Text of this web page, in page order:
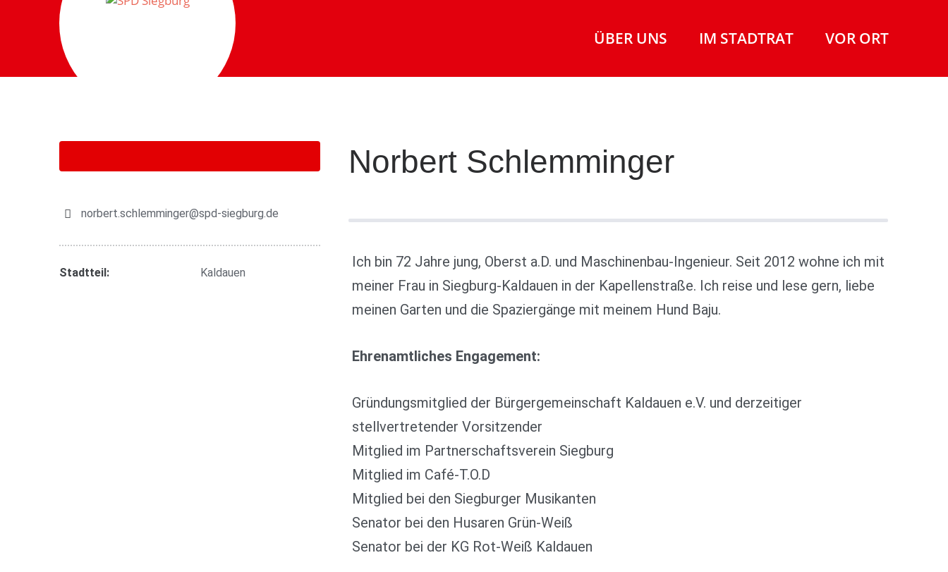
ÜBER UNS IM STADTRAT VOR ORT
norbert.schlemminger@spd-siegburg.de
Stadtteil: Kaldauen
Norbert Schlemminger
Ich bin 72 Jahre jung, Oberst a.D. und Maschinenbau-Ingenieur. Seit 2012 wohne ich mit
meiner Frau in Siegburg-Kaldauen in der Kapellenstraße. Ich reise und lese gern, liebe
meinen Garten und die Spaziergänge mit meinem Hund Baju.
Ehrenamtliches Engagement:
Gründungsmitglied der Bürgergemeinschaft Kaldauen e.V. und derzeitiger
stellvertretender Vorsitzender
Mitglied im Partnerschaftsverein Siegburg
Mitglied im Café-T.O.D
Mitglied bei den Siegburger Musikanten
Senator bei den Husaren Grün-Weiß
Senator bei der KG Rot-Weiß Kaldauen